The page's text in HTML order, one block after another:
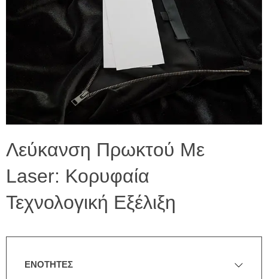
Λεύκανση Πρωκτού Με
Laser: Κορυφαία
Τεχνολογική Εξέλιξη
ΕΝΟΤΗΤΕΣ